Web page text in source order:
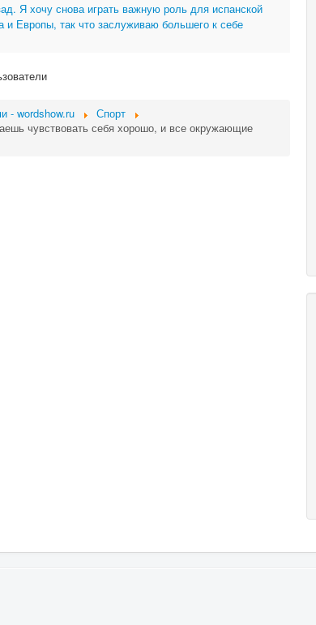
Я хочу снова играть важную роль для испанской
Европы, так что заслуживаю большего к себе
- wordshow.ru
Спорт
чувствовать себя хорошо, и все окружающие